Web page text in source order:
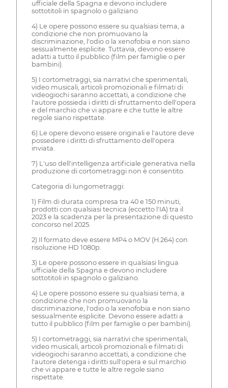
ufficiale della Spagna e devono includere
sottotitoli in spagnolo o galiziano
4) Le opere possono essere su qualsiasi tema, a
condizione che non promuovano la
discriminazione, l'odio o la xenofobia e non siano
sessualmente esplicite. Tuttavia, devono essere
adatti a tutto il pubblico (film per famiglie o per
bambini).
5) I cortometraggi, sia narrativi che sperimentali,
video musicali, articoli promozionali e filmati di
videogiochi saranno accettati, a condizione che
l'autore possieda i diritti di sfruttamento dell'opera
e del marchio che vi appare e che tutte le altre
regole siano rispettate.
6) Le opere devono essere originali e l'autore deve
possedere i diritti di sfruttamento dell'opera
inviata.
7) L'uso dell'intelligenza artificiale generativa nella
produzione di cortometraggi non è consentito.
Categoria di lungometraggi:
1) Film di durata compresa tra 40 e 150 minuti,
prodotti con qualsiasi tecnica (eccetto l'IA) tra il
2023 e la scadenza per la presentazione di questo
concorso nel 2025.
2) Il formato deve essere MP4 o MOV (H.264) con
risoluzione HD 1080p.
3) Le opere possono essere in qualsiasi lingua
ufficiale della Spagna e devono includere
sottotitoli in spagnolo o galiziano.
4) Le opere possono essere su qualsiasi tema, a
condizione che non promuovano la
discriminazione, l'odio o la xenofobia e non siano
sessualmente esplicite. Devono essere adatti a
tutto il pubblico (film per famiglie o per bambini).
5) I cortometraggi, sia narrativi che sperimentali,
video musicali, articoli promozionali e filmati di
videogiochi saranno accettati, a condizione che
l'autore detenga i diritti sull'opera e sul marchio
che vi appare e tutte le altre regole siano
rispettate.